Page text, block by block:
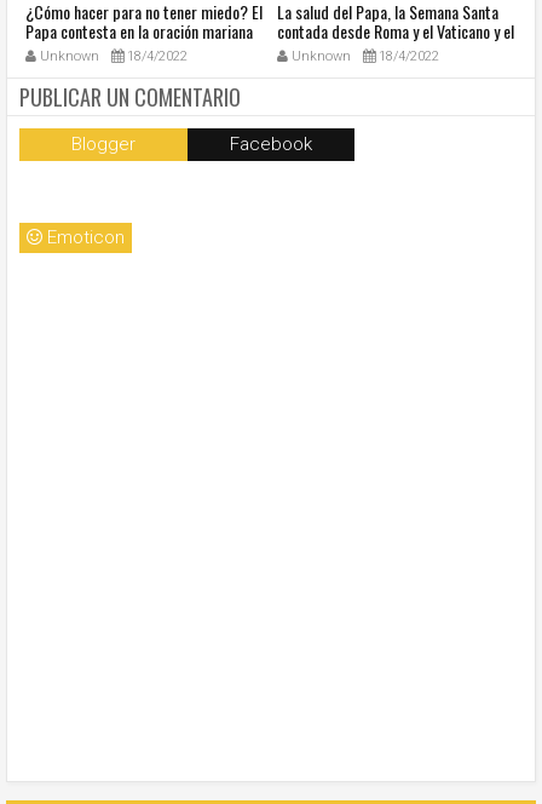
¿Cómo hacer para no tener miedo? El
Papa contesta en la oración mariana
de este lunes en la Plaza de San
Pedro
Unknown 18/4/2022
La salud del Papa, la Semana Santa
contada desde Roma y el Vaticano y el
resumen de noticias en audio
Unknown 18/4/2022
PUBLICAR UN COMENTARIO
Blogger Facebook
Emoticon